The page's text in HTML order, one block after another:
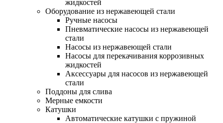
жидкостей
Оборудование из нержавеющей стали
Ручные насосы
Пневматические насосы из нержавеющей
стали
Насосы из нержавеющей стали
Насосы для перекачивания коррозивных
жидкостей
Аксессуары для насосов из нержавеющей
стали
Поддоны для слива
Мерные емкости
Катушки
Автоматические катушки с пружиной